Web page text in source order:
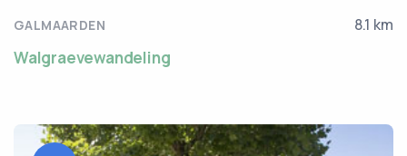
GALMAARDEN 8.1 km
Walgraevewandeling